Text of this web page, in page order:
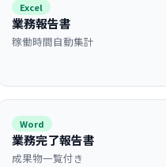
Excel
業務報告書
稼働時間自動集計
Word
業務完了報告書
成果物一覧付き